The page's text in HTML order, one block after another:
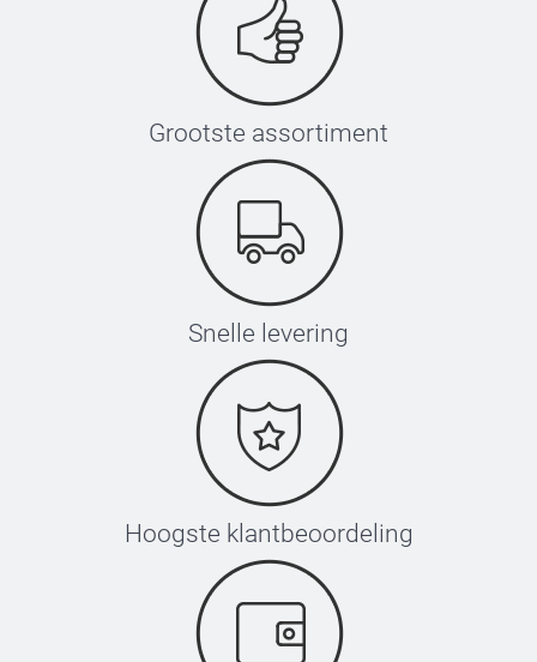
Zet je strijkijzer op de hoogste stand, gebruik geen
Plaats het label met de tekst naar boven
Leg het transferpapier (inbegrepen) hier bovenop
Druk het ijzer stevig voor 5-10 seconden tegen het
label, hef vervolgens het strijkijzer voorzichtig
omhoog. Herhaal dit 3 keer.
Wacht vervolgens 8 uur na het aanbrengen met wassen
Grootste assortiment
Snelle levering
Hoogste klantbeoordeling